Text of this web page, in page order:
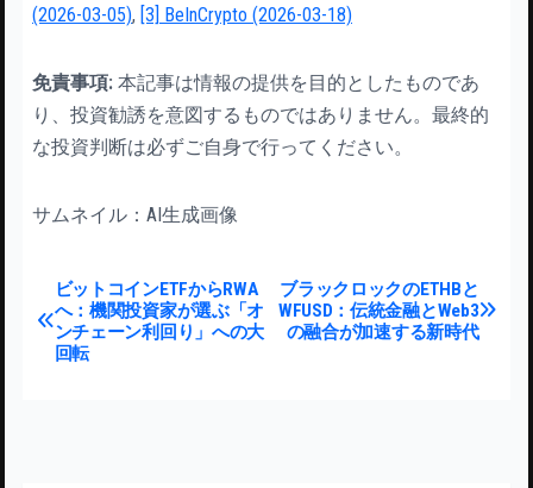
(2026-03-05), [3] BeInCrypto (2026-03-18)
免責事項: 本記事は情報の提供を目的としたものであ
り、投資勧誘を意図するものではありません。最終的
な投資判断は必ずご自身で行ってください。
サムネイル：AI生成画像
投稿ナビゲーション
ブラックロックのETHBと
WFUSD：伝統金融とWeb3
の融合が加速する新時代
ビットコインETFからRWA
へ：機関投資家が選ぶ「オ
ンチェーン利回り」への大
回転